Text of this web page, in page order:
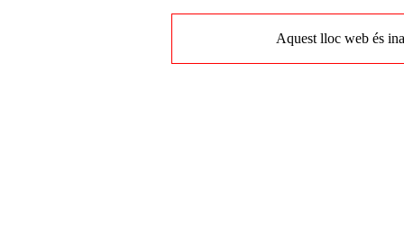
Aquest lloc web és